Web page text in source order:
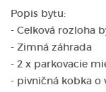
Popis bytu:
- Celková rozloha
- Zimná záhrada
- 2 x parkovacie
- pivničná kobka o